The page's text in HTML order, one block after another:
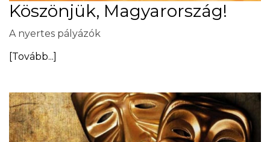
Köszönjük, Magyarország!
A nyertes pályázók
[Tovább...]